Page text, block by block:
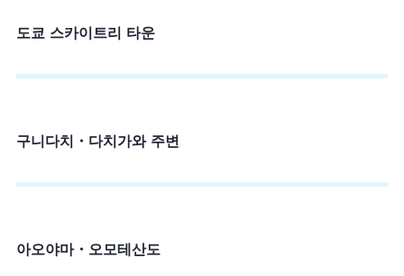
도쿄 스카이트리 타운
구니다치・다치가와 주변
아오야마・오모테산도